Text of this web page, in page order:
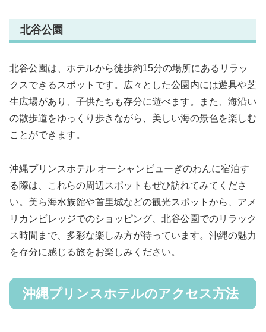
北谷公園
北谷公園は、ホテルから徒歩約15分の場所にあるリラッ
クスできるスポットです。広々とした公園内には遊具や芝
生広場があり、子供たちも存分に遊べます。また、海沿い
の散歩道をゆっくり歩きながら、美しい海の景色を楽しむ
ことができます。
沖縄プリンスホテル オーシャンビューぎのわんに宿泊す
る際は、これらの周辺スポットもぜひ訪れてみてくださ
い。美ら海水族館や首里城などの観光スポットから、アメ
リカンビレッジでのショッピング、北谷公園でのリラック
ス時間まで、多彩な楽しみ方が待っています。沖縄の魅力
を存分に感じる旅をお楽しみください。
沖縄プリンスホテルのアクセス方法